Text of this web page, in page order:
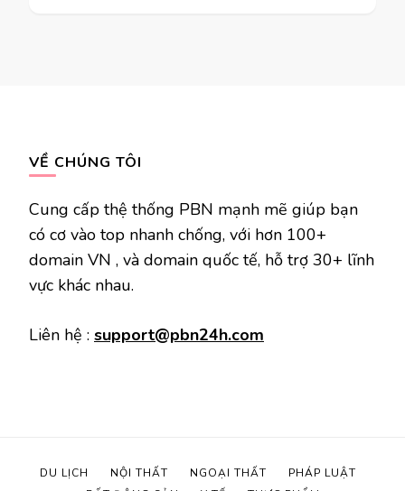
VỀ CHÚNG TÔI
Cung cấp thệ thống PBN mạnh mẽ giúp bạn
có cơ vào top nhanh chống, với hơn 100+
domain VN , và domain quốc tế, hỗ trợ 30+ lĩnh
vực khác nhau.
Liên hệ : support@pbn24h.com
DU LỊCH NỘI THẤT NGOẠI THẤT
PHÁP LUẬT